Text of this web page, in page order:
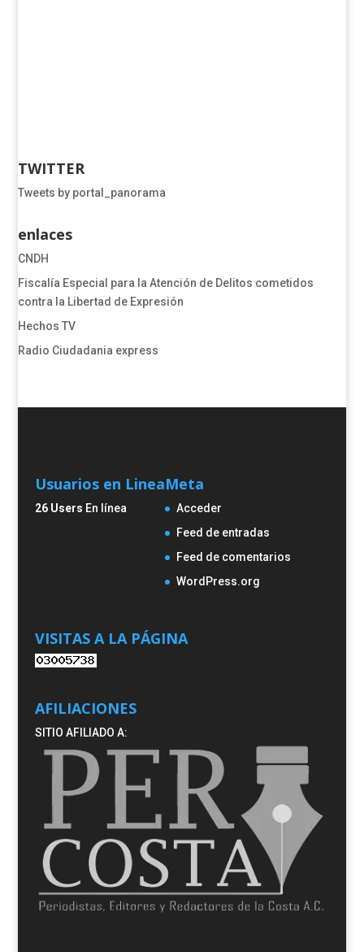
TWITTER
Tweets by portal_panorama
enlaces
CNDH
​​​​​​​​​​​​Fiscalía Especial para la Atención de Delitos cometidos
contra la Libertad de Expresión​
Hechos TV
Radio Ciudadania express
Usuarios en Linea
26 Users En línea
Meta
Acceder
Feed de entradas
Feed de comentarios
WordPress.org
VISITAS A LA PÁGINA
AFILIACIONES
SITIO AFILIADO A: